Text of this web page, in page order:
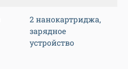
2 нанокартриджа,
зарядное
устройство